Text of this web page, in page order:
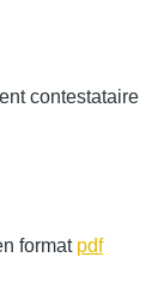
contestataire
format pdf